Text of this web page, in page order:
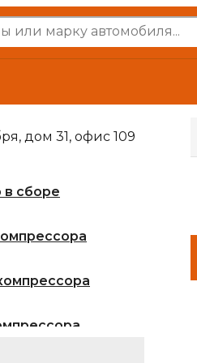
в сборе
дом 31, офис 109